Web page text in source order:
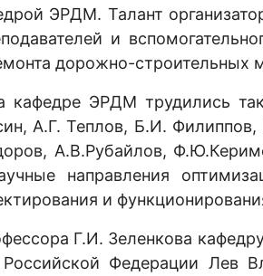
ЭРДМ. Талант
и
дорожно-строительных
кафедре ЭРДМ трудились
А.Г. Теплов, Б.И.
А.В.Рубайлов,
направления
и
Г.И. Зеленкова
Федерации Лев